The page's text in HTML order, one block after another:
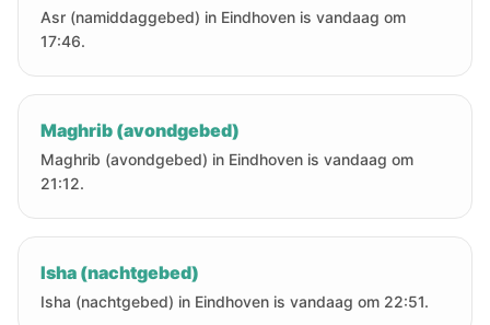
Asr (namiddaggebed) in Eindhoven is vandaag om
17:46.
Maghrib (avondgebed)
Maghrib (avondgebed) in Eindhoven is vandaag om
21:12.
Isha (nachtgebed)
Isha (nachtgebed) in Eindhoven is vandaag om 22:51.